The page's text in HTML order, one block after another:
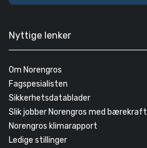
Nyttige lenker
Om Norengros
Fagspesialisten
Sikkerhetsdatablader
Slik jobber Norengros med bærekraft
Norengros klimarapport
Ledige stillinger